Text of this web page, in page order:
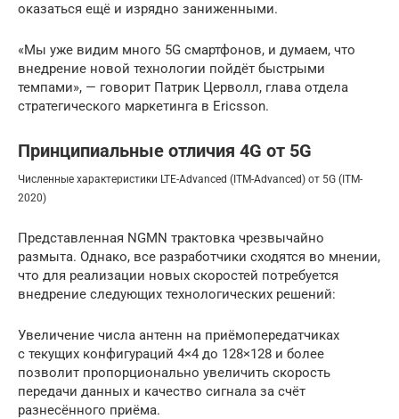
оказаться ещё и изрядно заниженными.
«Мы уже видим много 5G смартфонов, и думаем, что
внедрение новой технологии пойдёт быстрыми
темпами», — говорит Патрик Церволл, глава отдела
стратегического маркетинга в Ericsson.
Принципиальные отличия 4G от 5G
Численные характеристики LTE-Advanced (ITM-Advanced) от 5G (ITM-
2020)
Представленная NGMN трактовка чрезвычайно
размыта. Однако, все разработчики сходятся во мнении,
что для реализации новых скоростей потребуется
внедрение следующих технологических решений:
Увеличение числа антенн на приёмопередатчиках
с текущих конфигураций 4×4 до 128×128 и более
позволит пропорционально увеличить скорость
передачи данных и качество сигнала за счёт
разнесённого приёма.